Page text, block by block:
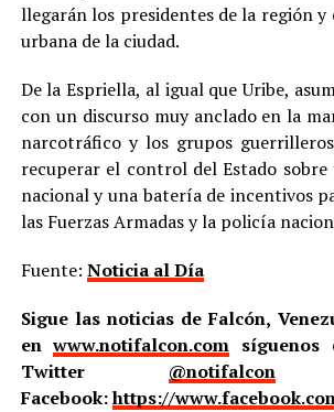
llegarán los presidentes de la región
urbana de la ciudad.
De la Espriella, al igual que Uribe,
con un discurso muy anclado en la
narcotráfico y los grupos
recuperar el control del Estado
nacional y una batería de incentivos
las Fuerzas Armadas y la policía
Fuente: Noticia al Día
Sigue las noticias de Falcón,
enwww.notifalcon.com síguenos
Twitter @notifalcony
Facebook:https://